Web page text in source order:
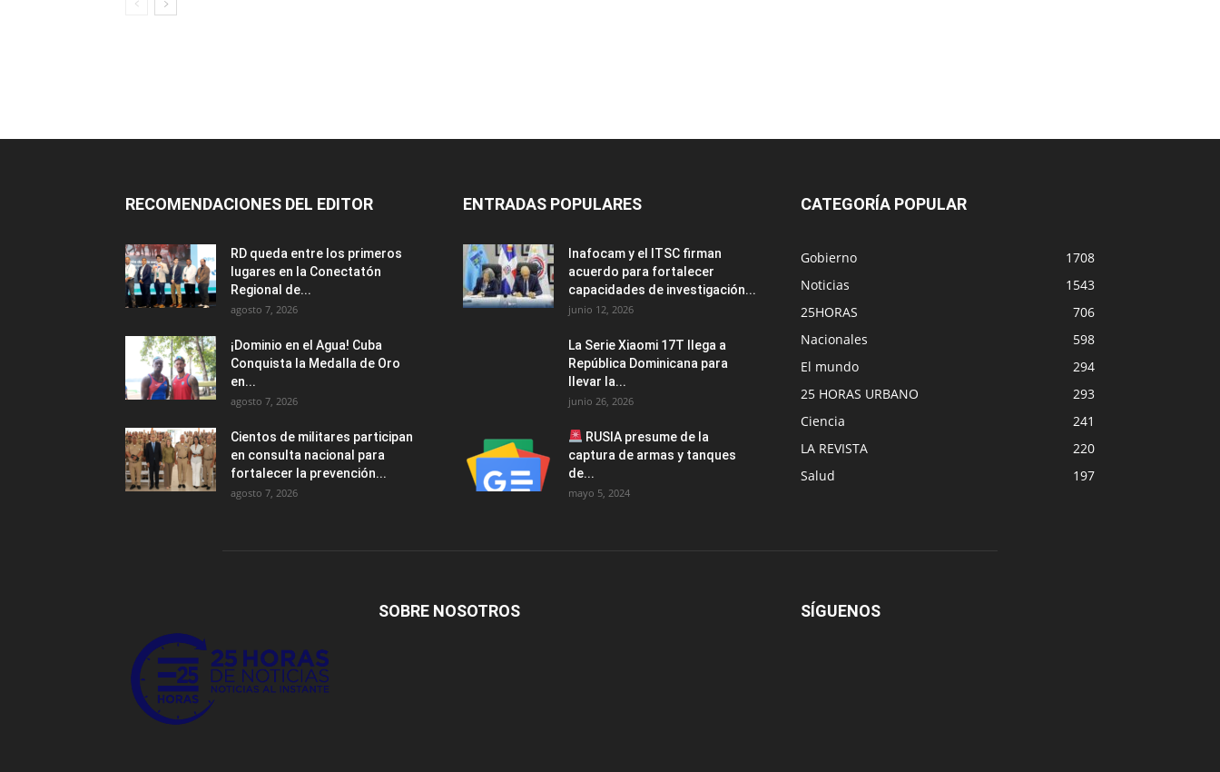
RECOMENDACIONES DEL EDITOR
RD queda entre los primeros
lugares en la Conectatón
Regional de...
agosto 7, 2026
¡Dominio en el Agua! Cuba
Conquista la Medalla de Oro
en...
agosto 7, 2026
Cientos de militares participan
en consulta nacional para
fortalecer la prevención...
agosto 7, 2026
ENTRADAS POPULARES
Inafocam y el ITSC firman
acuerdo para fortalecer
capacidades de investigación...
junio 12, 2026
La Serie Xiaomi 17T llega a
República Dominicana para
llevar la...
junio 26, 2026
RUSIA presume de la
captura de armas y tanques
de...
mayo 5, 2024
CATEGORÍA POPULAR
Gobierno
1708
Noticias
1543
25HORAS
706
Nacionales
598
El mundo
294
25 HORAS URBANO
293
Ciencia
241
LA REVISTA
220
Salud
197
SOBRE NOSOTROS SÍGUENOS